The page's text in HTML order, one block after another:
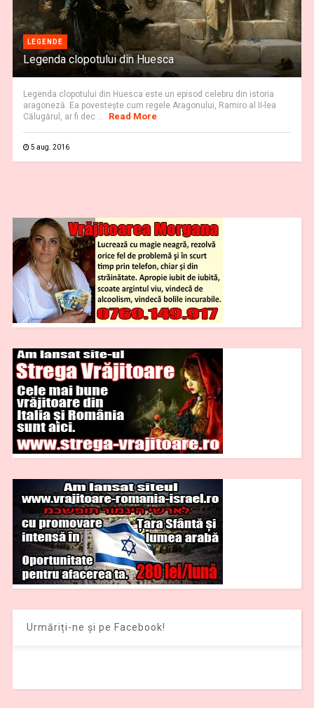
LEGENDE
Legenda clopotului din Huesca
Legenda clopotului din Huesca este un episod celebru din istoria
aragoneză. Ea povestește cum regele Aragonului, Ramiro al II-lea
Călugărul, ar fi dec ...
Read More
5 aug. 2016
Urmăriți-ne și pe Facebook!